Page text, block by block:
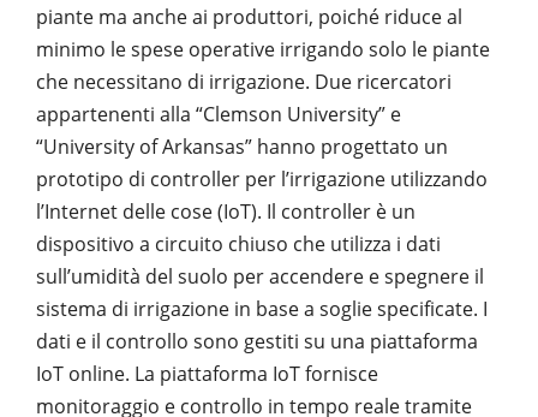
piante ma anche ai produttori, poiché riduce al
minimo le spese operative irrigando solo le piante
che necessitano di irrigazione. Due ricercatori
appartenenti alla “Clemson University” e
“University of Arkansas” hanno progettato un
prototipo di controller per l’irrigazione utilizzando
l’Internet delle cose (IoT). Il controller è un
dispositivo a circuito chiuso che utilizza i dati
sull’umidità del suolo per accendere e spegnere il
sistema di irrigazione in base a soglie specificate. I
dati e il controllo sono gestiti su una piattaforma
IoT online. La piattaforma IoT fornisce
monitoraggio e controllo in tempo reale tramite